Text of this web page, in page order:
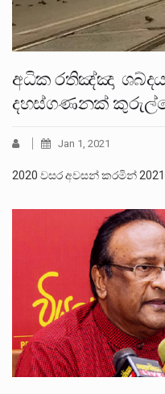
අධික රතිඤ්ඤා
දහස්ගණනක්
Jan 1, 2021
2020 වසර අවසන් කරමින්